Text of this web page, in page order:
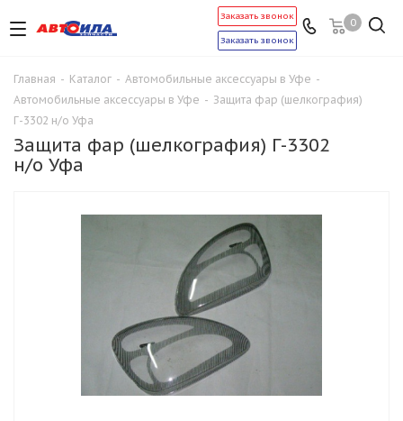
0
Заказать звонок
Заказать звонок
Главная - Каталог - Автомобильные аксессуары в Уфе -
Автомобильные аксессуары в Уфе - Защита фар (шелкография)
Г-3302 н/о Уфа
Защита фар (шелкография) Г-3302
н/о Уфа